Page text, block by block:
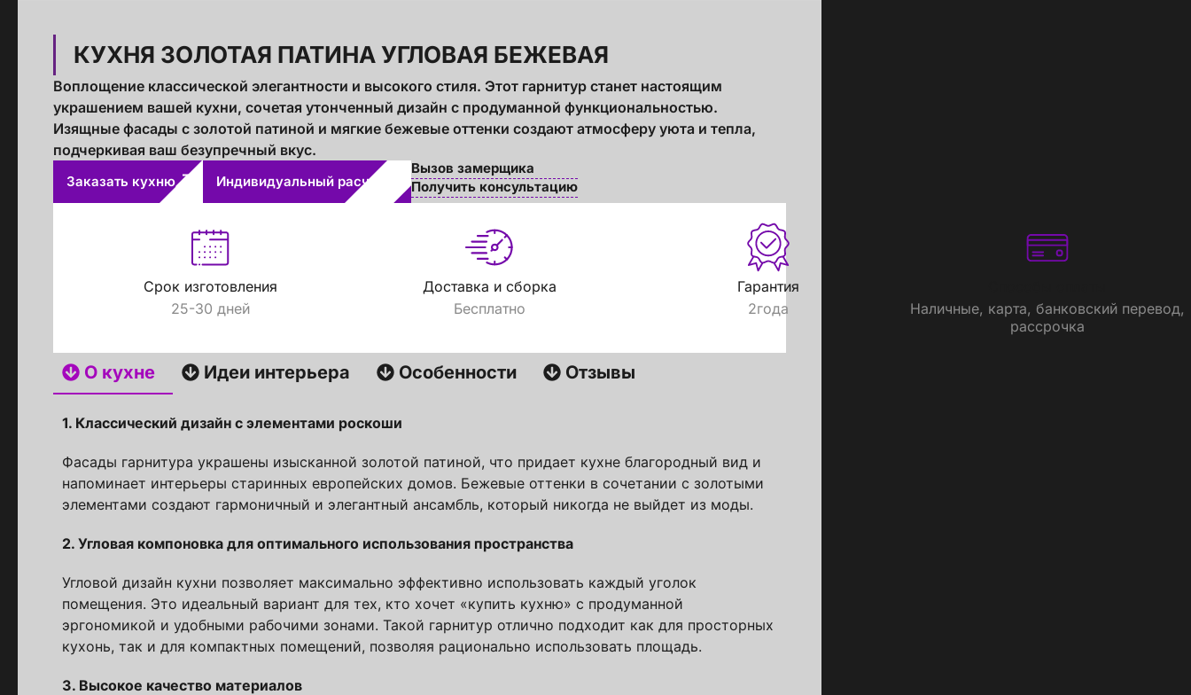
КУХНЯ ЗОЛОТАЯ ПАТИНА УГЛОВАЯ БЕЖЕВАЯ
Воплощение классической элегантности и высокого стиля. Этот гарнитур станет настоящим
украшением вашей кухни, сочетая утонченный дизайн с продуманной функциональностью.
Изящные фасады с золотой патиной и мягкие бежевые оттенки создают атмосферу уюта и тепла,
подчеркивая ваш безупречный вкус.
Заказать кухню Индивидуальный расчет
Вызов замерщика
Получить консультацию
Срок изготовления
25-30 дней
Доставка и сборка
Бесплатно
Гарантия
2года
Наличные, карта, банковский перевод,
рассрочка
О кухне Идеи интерьера Особенности Отзывы
1. Классический дизайн с элементами роскоши
Фасады гарнитура украшены изысканной золотой патиной, что придает кухне благородный вид и
напоминает интерьеры старинных европейских домов. Бежевые оттенки в сочетании с золотыми
элементами создают гармоничный и элегантный ансамбль, который никогда не выйдет из моды.
2. Угловая компоновка для оптимального использования пространства
Угловой дизайн кухни позволяет максимально эффективно использовать каждый уголок
помещения. Это идеальный вариант для тех, кто хочет «купить кухню» с продуманной
эргономикой и удобными рабочими зонами. Такой гарнитур отлично подходит как для просторных
кухонь, так и для компактных помещений, позволяя рационально использовать площадь.
3. Высокое качество материалов
Стойте! Подождите!
Каталог авторских кухонь ПавМа,
популярных в 2026 году
Выберите куда Вам выслать?